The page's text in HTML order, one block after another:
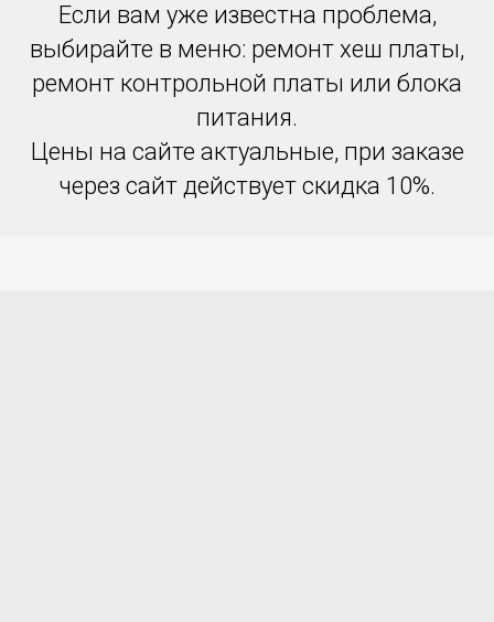
Если вам уже известна проблема,
выбирайте в меню: ремонт хеш платы,
ремонт контрольной платы или блока
питания.
Цены на сайте актуальные, при заказе
через сайт действует скидка 10%.